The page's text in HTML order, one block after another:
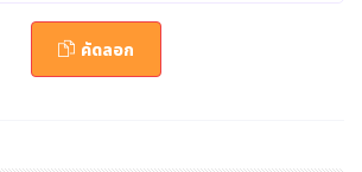
Wealth Migration Report 202
รเปลี่ยนแปลงครั้งสำคัญจากแนวคิดการย้
ม ไปสู่การที่กลุ่มบุคคลผู้มั่งคั่งระดับสูงขอ
คัดลอก